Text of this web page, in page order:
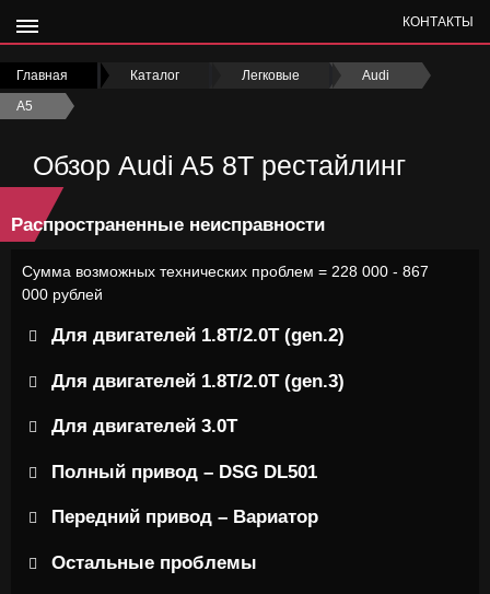
КОНТАКТЫ
Главная › Каталог Легковые › Audi
›
A5
›
Обзор Audi A5 8T рестайлинг
Распространенные неисправности
Сумма возможных технических проблем = 228 000 - 867
000 рублей
Для двигателей 1.8Т/2.0Т (gen.2)
Для двигателей 1.8Т/2.0Т (gen.3)
Для двигателей 3.0Т
Полный привод – DSG DL501
Передний привод – Вариатор
Остальные проблемы